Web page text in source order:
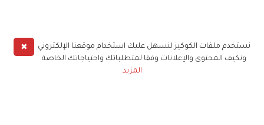
✖
نستخدم ملفات الكوكيز لنسهل عليك استخدام موقعنا الإلكتروني
ونكيف المحتوى والإعلانات وفقا لمتطلباتك واحتياجاتك الخاصة
المزيد